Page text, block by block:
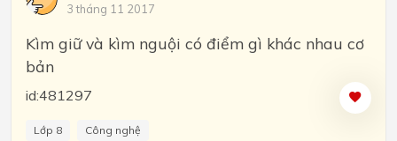
3 tháng 11 2017
Kìm giữ và kìm nguội có điểm gì khác nhau cơ
bản
id:481297
Lớp 8 Công nghệ